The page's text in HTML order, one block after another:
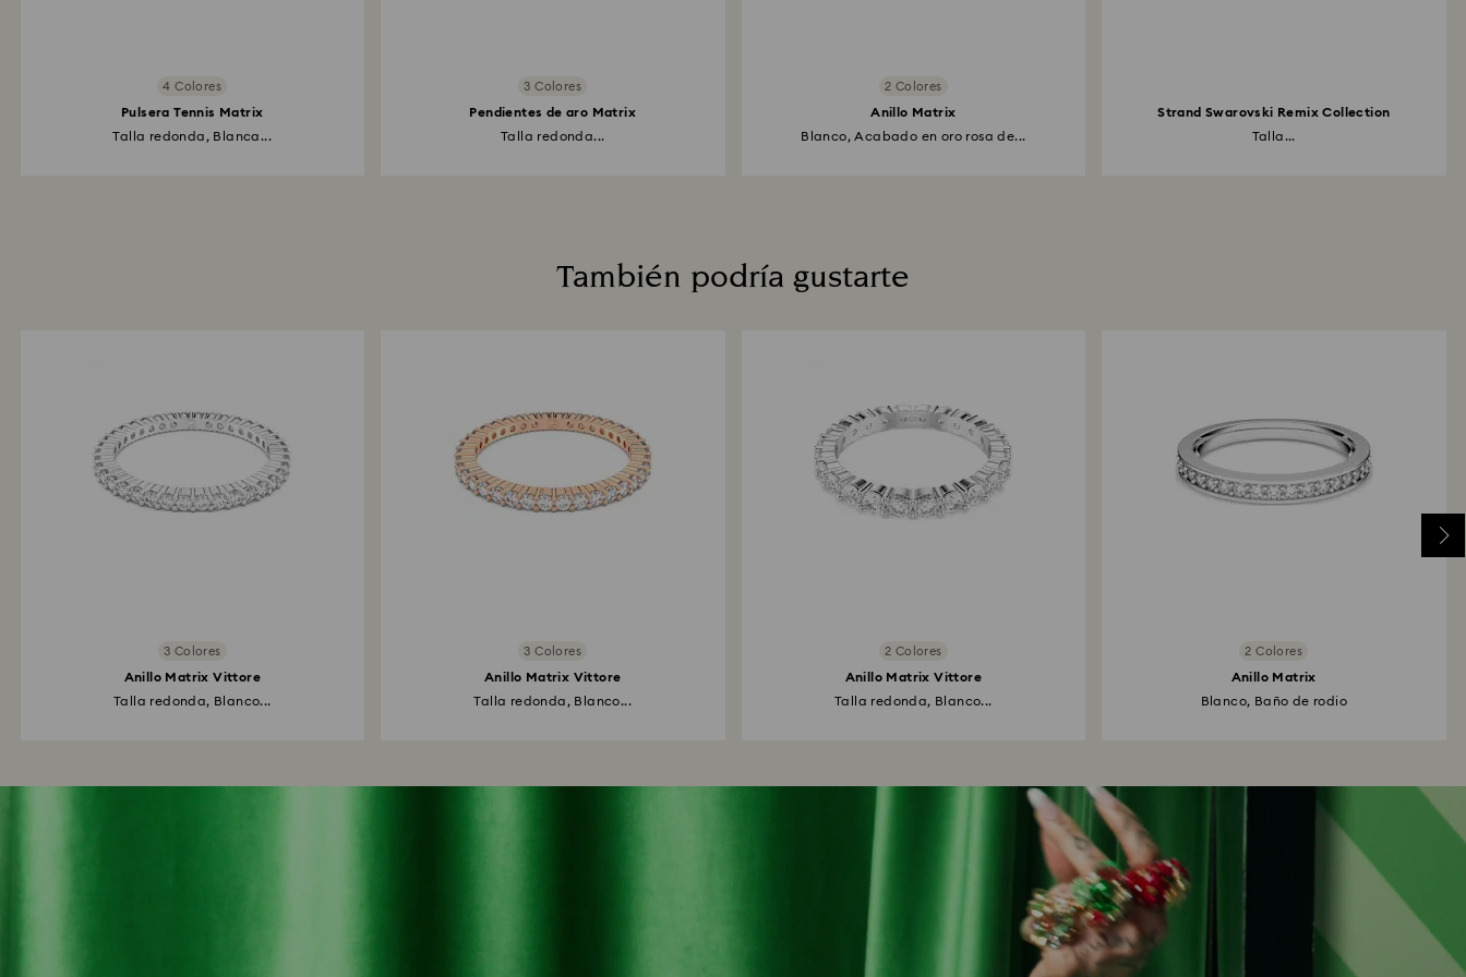
4 Colores
Pulsera Tennis Matrix
Talla redonda, Blanca...
3 Colores
Pendientes de aro Matrix
Talla redonda...
2 Colores
Anillo Matrix
Blanco, Acabado en oro rosa de...
Strand Swarovski Remix Collection
Talla...
También podría gustarte
3 Colores
Anillo Matrix Vittore
Talla redonda, Blanco...
3 Colores
Anillo Matrix Vittore
Talla redonda, Blanco...
2 Colores
Anillo Matrix Vittore
Talla redonda, Blanco...
2 Colores
Anillo Matrix
Blanco, Baño de rodio